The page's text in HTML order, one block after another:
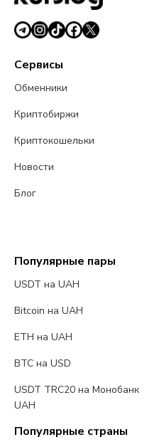
Сервисы
Обменники
Криптобиржи
Криптокошельки
Новости
Блог
Популярные пары
USDT на UAH
Bitcoin на UAH
ETH на UAH
BTC на USD
USDT TRC20 на Монобанк
UAH
Популярные страны